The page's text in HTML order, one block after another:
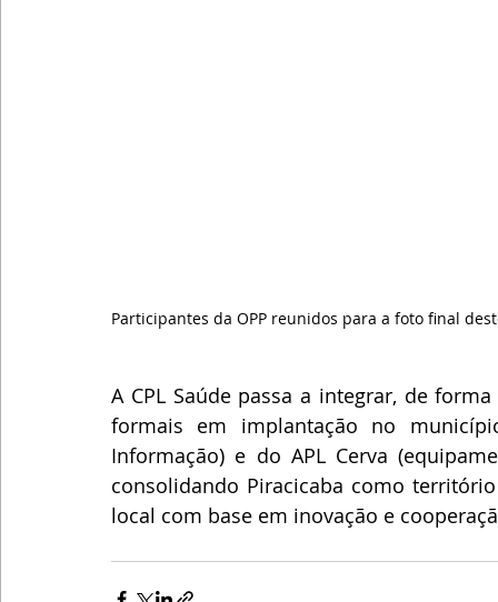
Participantes da OPP reunidos para a foto final
A CPL Saúde passa a integrar, de
formais em implantação no
Informação) e do APL Cerva
consolidando Piracicaba como
local com base em inovação e